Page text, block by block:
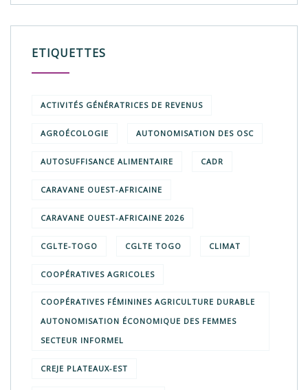
ETIQUETTES
ACTIVITÉS GÉNÉRATRICES DE REVENUS
AGROÉCOLOGIE AUTONOMISATION DES OSC
AUTOSUFFISANCE ALIMENTAIRE CADR
CARAVANE OUEST-AFRICAINE
CARAVANE OUEST-AFRICAINE 2026
CGLTE-TOGO CGLTE TOGO CLIMAT
COOPÉRATIVES AGRICOLES
COOPÉRATIVES FÉMININES AGRICULTURE DURABLE
AUTONOMISATION ÉCONOMIQUE DES FEMMES
SECTEUR INFORMEL
CREJE PLATEAUX-EST